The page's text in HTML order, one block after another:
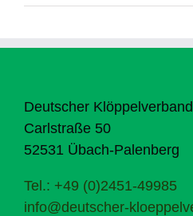
Deutscher
Carlstraße 50
52531 Übach-Palenberg
Tel.: +49 (0)2451-49985
info@deutscher-